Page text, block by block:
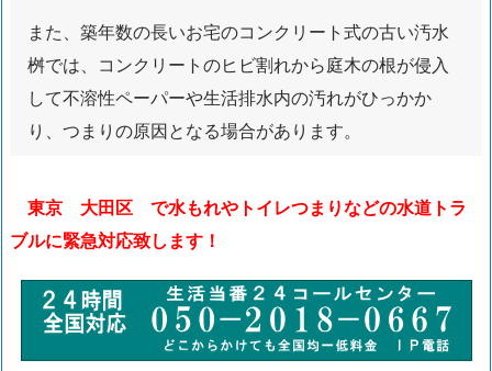
大
田
区
イ
ア
ン
ス
ト
また、築年数の長いお宅のコンクリート式の古い汚水
桝では、コンクリートのヒビ割れから庭木の根が侵入
して不溶性ペーパーや生活排水内の汚れがひっかか
り、つまりの原因となる場合があります。
東京 大田区 で水もれやトイレつまりなどの水道トラ
ブルに緊急対応致します！